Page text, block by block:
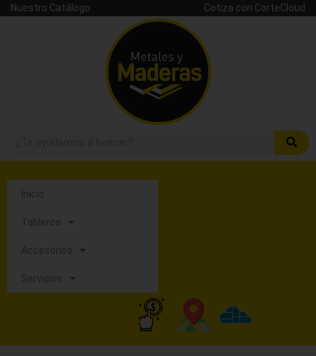
Nuestro Catálogo Cotiza con CorteCloud
Inicio
Tableros
Accesorios
Servicios